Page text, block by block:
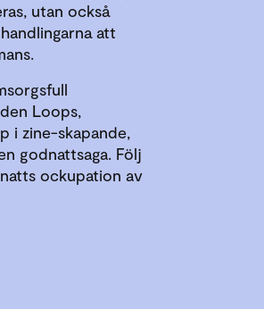
utan också
att
Loops,
i zine-skapande,
godnattsaga. Följ
ockupation av